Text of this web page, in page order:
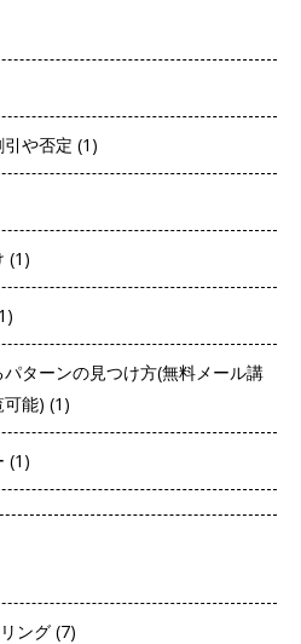
や否定 (1)
(1)
ターンの見つけ方(無料メール講
可能) (1)
(1)
ング (7)